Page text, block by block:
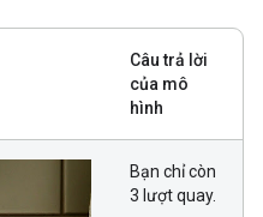
Câu trả lời
của mô
hình
Bạn chỉ còn
3 lượt quay.